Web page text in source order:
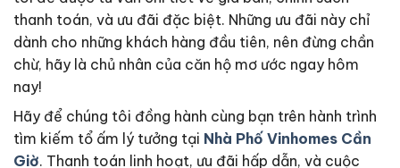
thanh toán, và ưu đãi đặc biệt. Những ưu đãi này chỉ
dành cho những khách hàng đầu tiên, nên đừng chần
chừ, hãy là chủ nhân của căn hộ mơ ước ngay hôm
nay!
Hãy để chúng tôi đồng hành cùng bạn trên hành trình
tìm kiếm tổ ấm lý tưởng tại Nhà Phố Vinhomes Cần
Giờ. Thanh toán linh hoạt, ưu đãi hấp dẫn, và cuộc